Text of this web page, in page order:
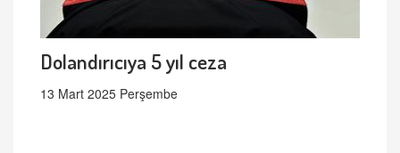
Dolandırıcıya 5 yıl ceza
13 Mart 2025 Perşembe